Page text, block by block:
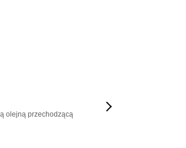
olejną przechodzącą